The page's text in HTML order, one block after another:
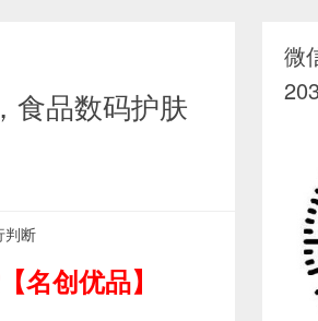
食品数码护肤
判断
名创优品】
微